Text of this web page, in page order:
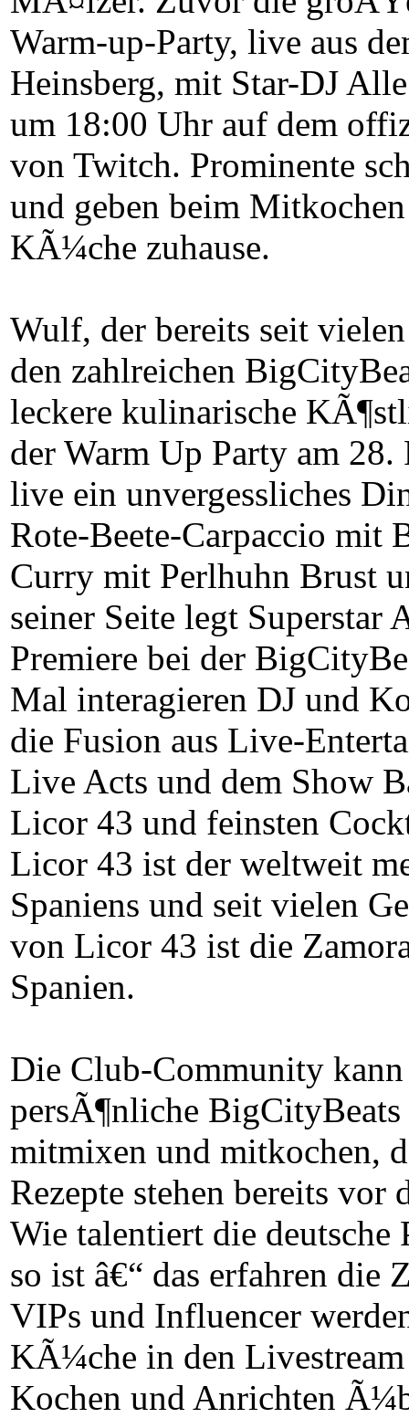
Warm-up-Party, live aus
Heinsberg, mit Star-DJ
um 18:00 Uhr auf dem
von Twitch. Prominente
und geben beim
KÃ¼che zuhause.
Wulf, der bereits seit
den zahlreichen
leckere kulinarische
der Warm Up Party am
live ein unvergessliches
Rote-Beete-Carpaccio mit
Curry mit Perlhuhn Brust
seiner Seite legt
Premiere bei der
Mal interagieren DJ und
die Fusion aus Live-
Live Acts und dem Show
Licor 43 und feinsten
Licor 43 ist der weltweit
Spaniens und seit vielen
von Licor 43 ist die
Spanien.
Die Club-Community kann
persÃ¶nliche
mitmixen und mitkochen,
Rezepte stehen bereits
Wie talentiert die deutsche
so ist â€“ das erfahren die
VIPs und Influencer
KÃ¼che in den
Kochen und Anrichten